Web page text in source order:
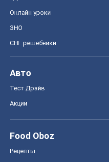
Онлайн уроки
ЗНО
СНГ решебники
Авто
Тест Драйв
Акции
Food Oboz
Рецепты